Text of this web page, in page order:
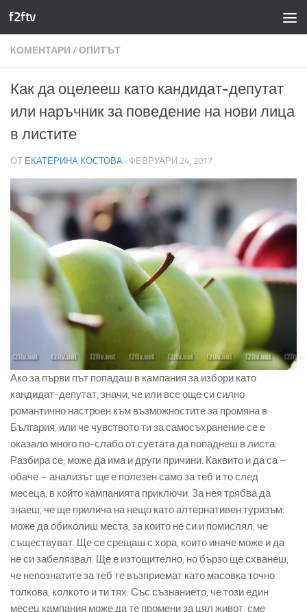
Към съдържанието
f2ftv
КОМЕНТАРИ /ОПИТЪТ
Как да оцелееш като кандидат-депутат
или наръчник за поведение на нови лица
в листите
ОТ ЕКАТЕРИНА КОСТОВА · ФЕВРУАРИ 24, 2017
Ако за първи път попадаш в кампания за избори като
кандидат-депутат, значи, че или все още си силно
романтично настроен към възможностите за промяна в
България, или че чувството ти за самосъхранение се е
оказало много по-слабо от суетата да попаднеш в листа.
Разбира се, може да има и други причини. Каквито и да са –
обаче – анализът ще е полезен само за теб и то след
месеца, в който кампанията приключи. За нея трябва да
знаеш, че ще прилича на нещо като алтернативен туризъм:
може да обиколиш места, за които не си и помислял, че
съществуват. Ще се срещаш с хора, които иначе може и да
не си забелязвал. Ще е изтощително, но бързо ще схванеш,
че непознатите за теб те възприемат като масовка точно
толкова, колкото и ти тях. Със съзнанието, че този един
месец кампания може да те промени за цял живот, сме